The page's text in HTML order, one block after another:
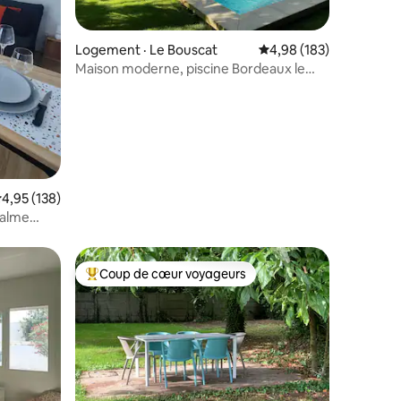
moyenne de 4,95 sur 5, 138 commentaires
4,95 (138)
Logement · Le Bouscat Note moyenne de
4,98 (183)
Maison moderne, piscine Bordeaux le
plus aimés Coup de cœur voyageurs parmi les plus aimés
Coup de cœur voyageurs